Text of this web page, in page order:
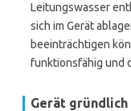
Leitungswasser
sich im Gerät
beeinträchtigen
funktionsfähig und
Gerät